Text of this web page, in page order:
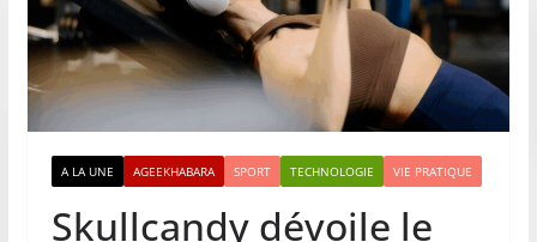
A LA UNE AGEEKHABARA SPORT TECHNOLOGIE VIE PRATIQUE
Skullcandy dévoile le